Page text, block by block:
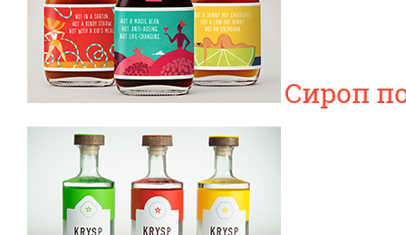
Сироп